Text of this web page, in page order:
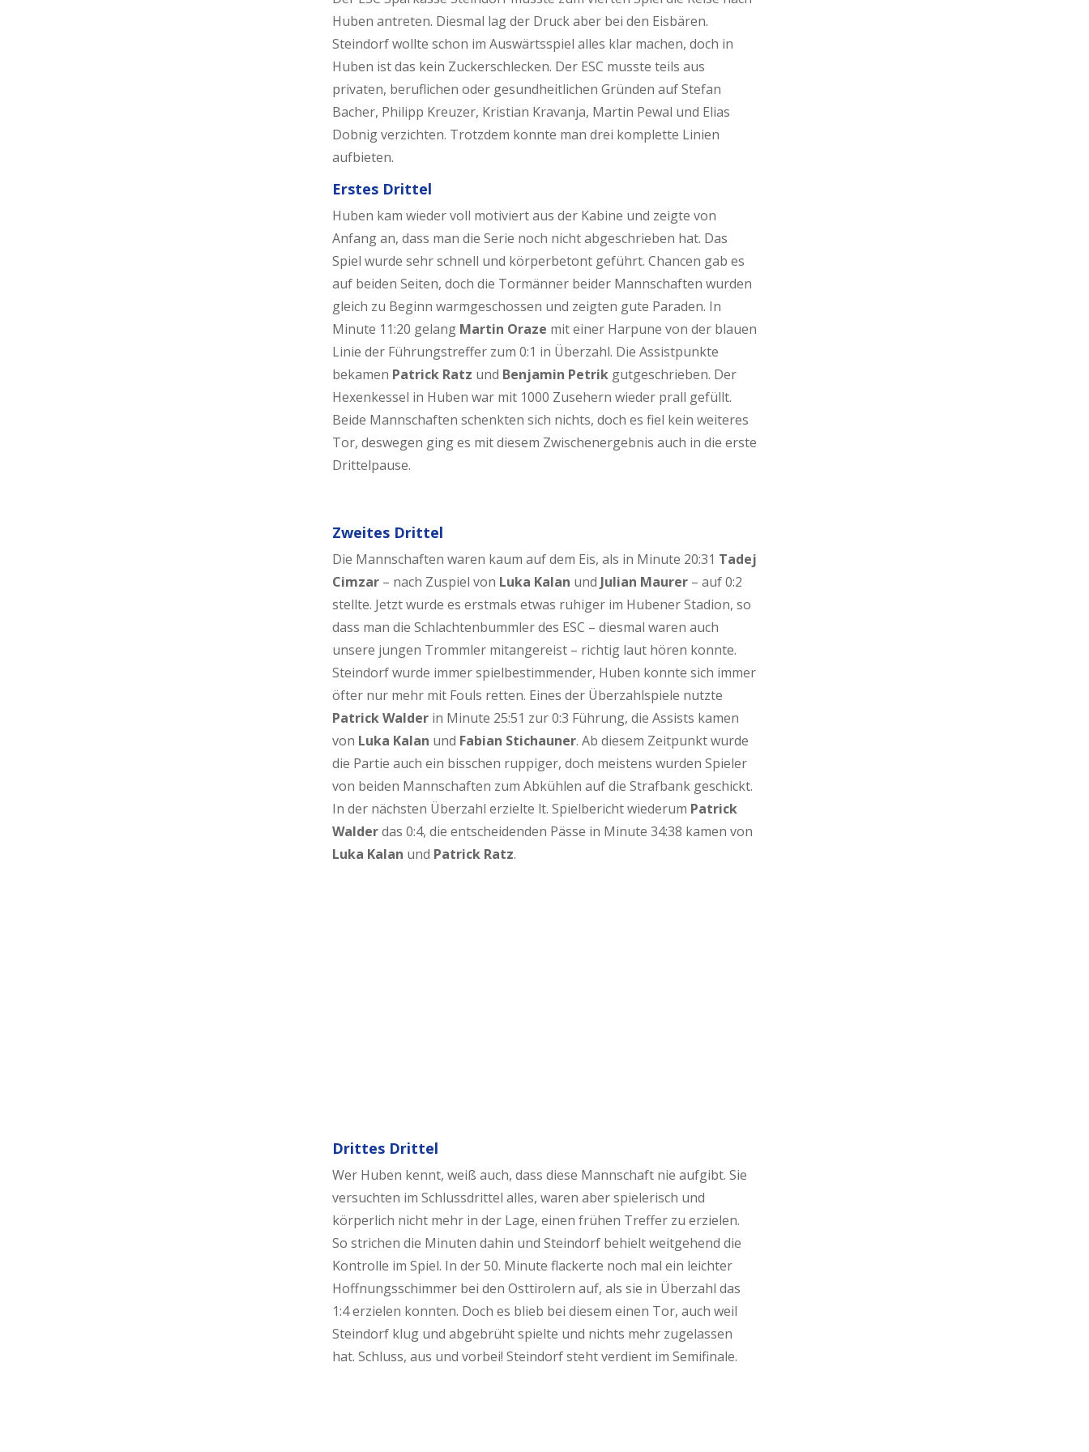
Huben antreten. Diesmal lag der Druck aber bei den Eisbären.
Steindorf wollte schon im Auswärtsspiel alles klar machen, doch in
Huben ist das kein Zuckerschlecken. Der ESC musste teils aus
privaten, beruflichen oder gesundheitlichen Gründen auf Stefan
Bacher, Philipp Kreuzer, Kristian Kravanja, Martin Pewal und Elias
Dobnig verzichten. Trotzdem konnte man drei komplette Linien
aufbieten.
Erstes Drittel
Huben kam wieder voll motiviert aus der Kabine und zeigte von
Anfang an, dass man die Serie noch nicht abgeschrieben hat. Das
Spiel wurde sehr schnell und körperbetont geführt. Chancen gab es
auf beiden Seiten, doch die Tormänner beider Mannschaften wurden
gleich zu Beginn warmgeschossen und zeigten gute Paraden. In
Minute 11:20 gelang Martin Oraze mit einer Harpune von der blauen
Linie der Führungstreffer zum 0:1 in Überzahl. Die Assistpunkte
bekamen Patrick Ratz und Benjamin Petrikgutgeschrieben. Der
Hexenkessel in Huben war mit 1000 Zusehern wieder prall gefüllt.
Beide Mannschaften schenkten sich nichts, doch es fiel kein weiteres
Tor, deswegen ging es mit diesem Zwischenergebnis auch in die erste
Drittelpause.
Zweites Drittel
Die Mannschaften waren kaum auf dem Eis, als in Minute 20:31 Tadej
Cimzar– nach Zuspiel von Luka Kalan und Julian Maurer– auf 0:2
stellte. Jetzt wurde es erstmals etwas ruhiger im Hubener Stadion, so
dass man die Schlachtenbummler des ESC – diesmal waren auch
unsere jungen Trommler mitangereist – richtig laut hören konnte.
Steindorf wurde immer spielbestimmender, Huben konnte sich immer
öfter nur mehr mit Fouls retten. Eines der Überzahlspiele nutzte
Patrick Walderin Minute 25:51 zur 0:3 Führung, die Assists kamen
von Luka Kalan und Fabian Stichauner. Ab diesem Zeitpunkt wurde
die Partie auch ein bisschen ruppiger, doch meistens wurden Spieler
von beiden Mannschaften zum Abkühlen auf die Strafbank geschickt.
In der nächsten Überzahl erzielte lt. Spielbericht wiederum Patrick
Walderdas 0:4, die entscheidenden Pässe in Minute 34:38 kamen von
Luka Kalan und Patrick Ratz.
Drittes Drittel
Wer Huben kennt, weiß auch, dass diese Mannschaft nie aufgibt. Sie
versuchten im Schlussdrittel alles, waren aber spielerisch und
körperlich nicht mehr in der Lage, einen frühen Treffer zu erzielen.
So strichen die Minuten dahin und Steindorf behielt weitgehend die
Kontrolle im Spiel. In der 50. Minute flackerte noch mal ein leichter
Hoffnungsschimmer bei den Osttirolern auf, als sie in Überzahl das
1:4 erzielen konnten. Doch es blieb bei diesem einen Tor, auch weil
Steindorf klug und abgebrüht spielte und nichts mehr zugelassen
hat. Schluss, aus und vorbei! Steindorf steht verdient im Semifinale.